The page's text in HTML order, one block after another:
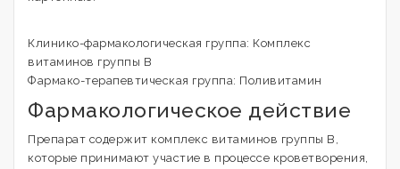
Клинико-фармакологическая группа: Комплекс
витаминов группы В
Фармако-терапевтическая группа: Поливитамин
Фармакологическое действие
Препарат содержит комплекс витаминов группы В,
которые принимают участие в процессе кроветворения,